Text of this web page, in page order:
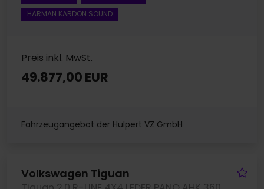
HARMAN KARDON SOUND
Preis inkl. MwSt.
49.877,00 EUR
Fahrzeugangebot der Hülpert VZ GmbH
Volkswagen Tiguan